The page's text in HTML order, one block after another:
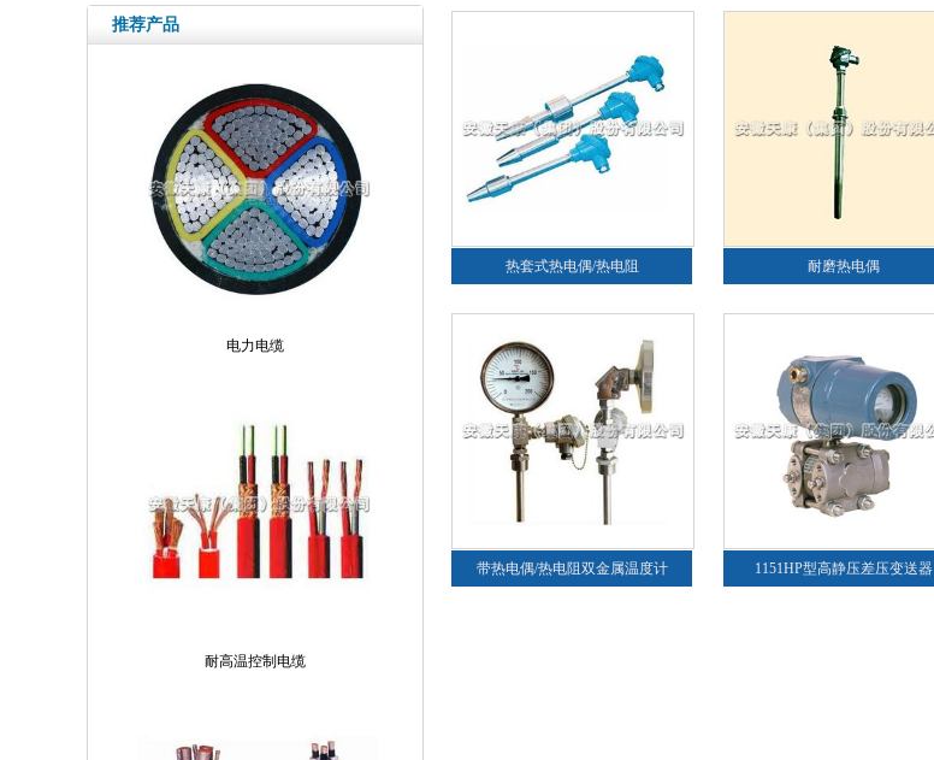
推荐产品
电力电缆
耐高温控制电缆
热套式热电偶/热电阻 耐磨热电偶
带热电偶/热电阻双金属温度计 1151HP型高静压差压变送器